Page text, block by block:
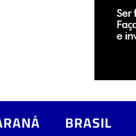
BRASIL